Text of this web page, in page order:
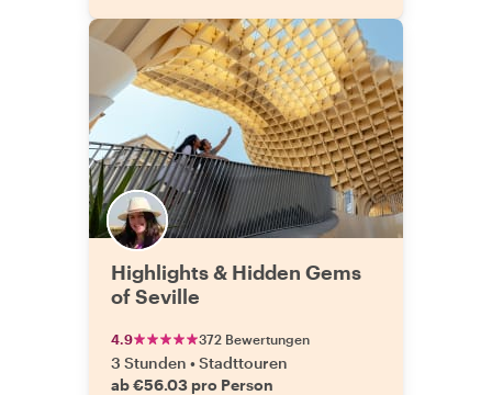
Highlights & Hidden Gems
of Seville
4.9 372 Bewertungen
3 Stunden •Stadttouren
ab €56.03 pro Person